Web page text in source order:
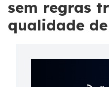
sem regras
qualidade